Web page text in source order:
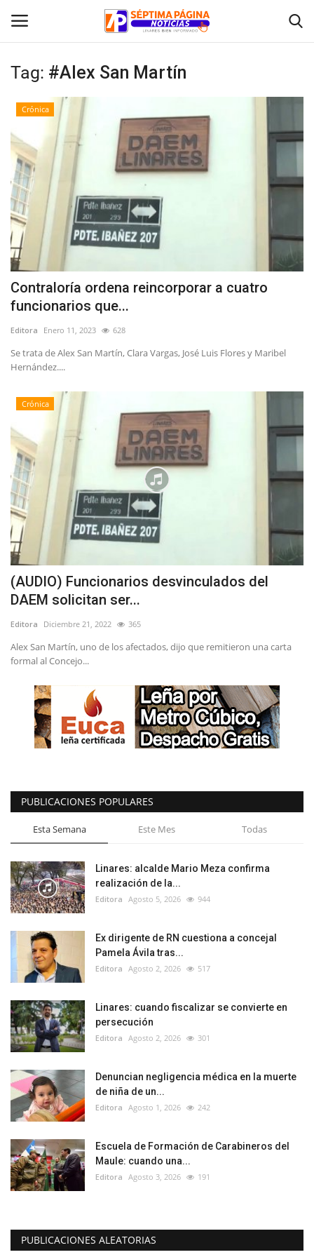
Crónica
Policial
Tribunales
Deporte
Política
Espectáculos
Tag: #Alex San Martín
Crónica
Contraloría ordena reincorporar a cuatro
funcionarios que...
Editora Enero 11, 2023 628
Se trata de Alex San Martín, Clara Vargas, José Luis Flores y Maribel
Hernández....
Crónica
(AUDIO) Funcionarios desvinculados del
DAEM solicitan ser...
Editora Diciembre 21, 2022 365
Alex San Martín, uno de los afectados, dijo que remitieron una carta
formal al Concejo...
PUBLICACIONES POPULARES
Esta Semana Este Mes Todas
Linares: alcalde Mario Meza confirma
realización de la...
Editora Agosto 5, 2026 944
Ex dirigente de RN cuestiona a concejal
Pamela Ávila tras...
Editora Agosto 2, 2026 517
Linares: cuando fiscalizar se convierte en
persecución
Editora Agosto 2, 2026 301
Denuncian negligencia médica en la muerte
de niña de un...
Editora Agosto 1, 2026 242
Escuela de Formación de Carabineros del
Maule: cuando una...
Editora Agosto 3, 2026 191
PUBLICACIONES ALEATORIAS